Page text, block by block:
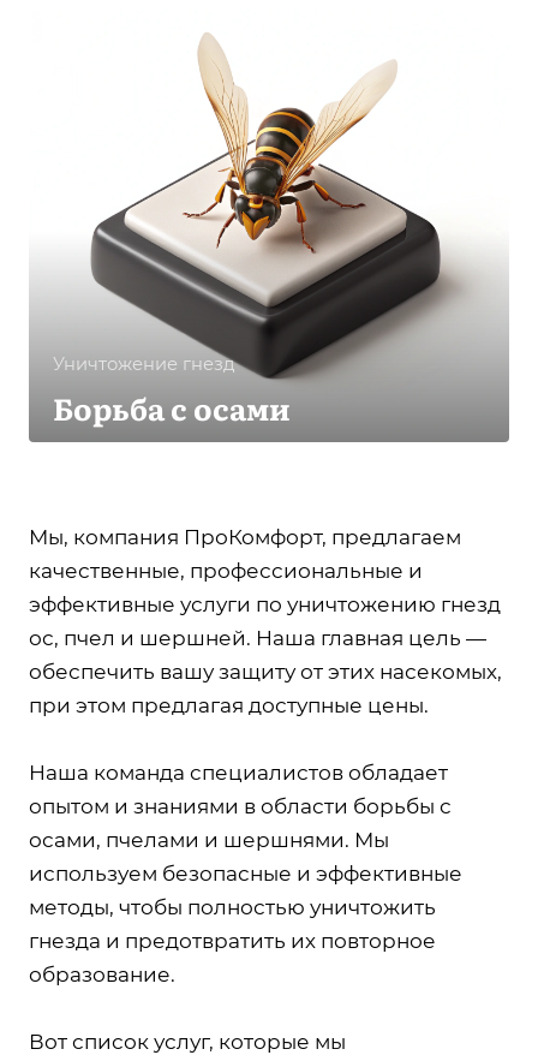
Уничтожение гнезд
Борьба с осами
Мы, компания ПроКомфорт, предлагаем
качественные, профессиональные и
эффективные услуги по уничтожению гнезд
ос, пчел и шершней. Наша главная цель —
обеспечить вашу защиту от этих насекомых,
при этом предлагая доступные цены.
Наша команда специалистов обладает
опытом и знаниями в области борьбы с
осами, пчелами и шершнями. Мы
используем безопасные и эффективные
методы, чтобы полностью уничтожить
гнезда и предотвратить их повторное
образование.
Вот список услуг, которые мы